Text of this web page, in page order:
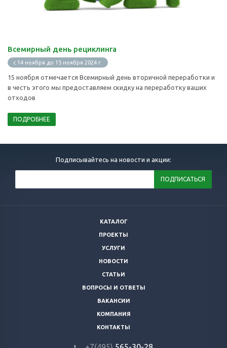
Всемирный день рециклинга
с 14 ноября до 15 ноября 2024 г.
15 ноября отмечается Всемирный день вторичной переработки и
в честь этого мы предоставляем скидку на переработку ваших
отходов
ПОДРОБНЕЕ
Подписывайтесь на новости и акции:
КАТАЛОГ
ПРОЕКТЫ
УСЛУГИ
НОВОСТИ
СТАТЬИ
ВОПРОСЫ И ОТВЕТЫ
ВАКАНСИИ
КОМПАНИЯ
КОНТАКТЫ